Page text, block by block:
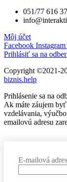
051/77 616 37
Môj účet
Facebook Instagram
Prihlásiť sa na
Copyright ©2021-
biznis.help
Prihlásenie sa na
Ak máte záujem
vzdelávania,
emailovú adresu
E-mailová